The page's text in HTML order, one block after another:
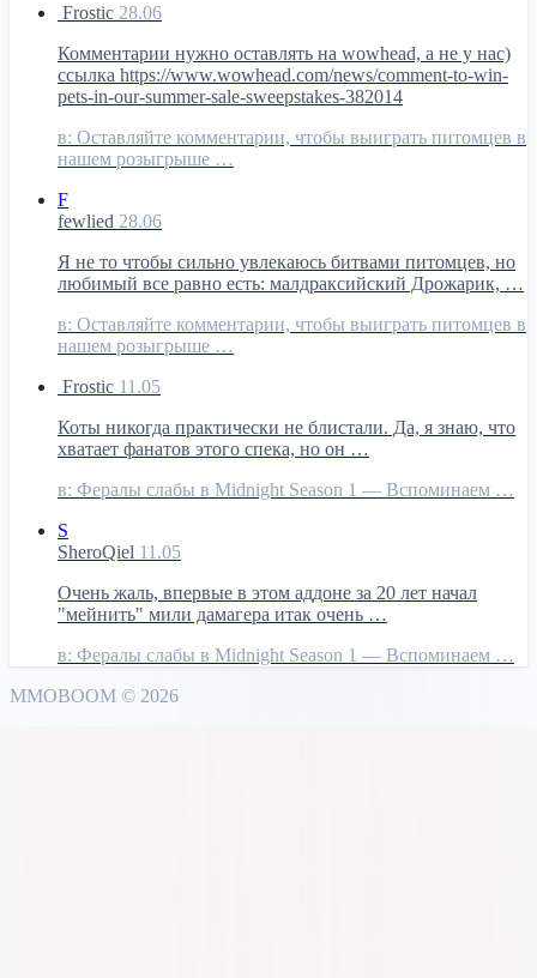
Frostic 28.06
Комментарии нужно оставлять на wowhead, а не у нас)
ссылка https://www.wowhead.com/news/comment-to-win-
pets-in-our-summer-sale-sweepstakes-382014
в: Оставляйте комментарии, чтобы выиграть питомцев в
нашем розыгрыше …
F
fewlied 28.06
Я не то чтобы сильно увлекаюсь битвами питомцев, но
любимый все равно есть: малдраксийский Дрожарик, …
в: Оставляйте комментарии, чтобы выиграть питомцев в
нашем розыгрыше …
Frostic 11.05
Коты никогда практически не блистали. Да, я знаю, что
хватает фанатов этого спека, но он …
в: Фералы слабы в Midnight Season 1 — Вспоминаем …
S
SheroQiel 11.05
Очень жаль, впервые в этом аддоне за 20 лет начал
"мейнить" мили дамагера итак очень …
в: Фералы слабы в Midnight Season 1 — Вспоминаем …
MMOBOOM © 2026